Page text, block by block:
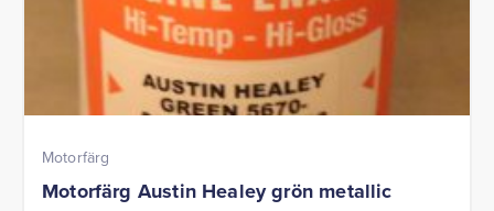
Motorfärg
Motorfärg Austin Healey grön metallic